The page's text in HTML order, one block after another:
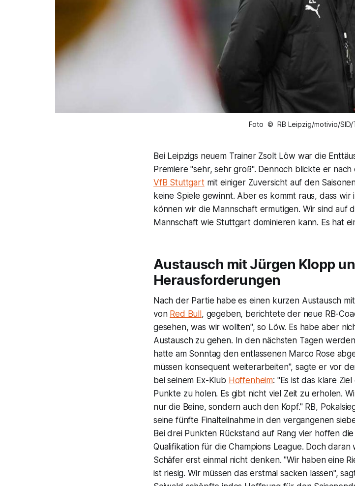
Foto © RB Leipzig/motivio/SID/
Bei Leipzigs neuem Trainer Zsolt Löw war die
Premiere "sehr, sehr groß". Dennoch blickte er nach
VfB Stuttgartmit einiger Zuversicht auf den
keine Spiele gewinnt. Aber es kommt raus, dass
können wir die Mannschaft ermutigen. Wir sind auf
Mannschaft wie Stuttgart dominieren kann. Es hat
Austausch mit Jürgen Klopp
Herausforderungen
Nach der Partie habe es einen kurzen Austausch
von Red Bull , gegeben, berichtete der neue RB-
gesehen, was wir wollten", so Löw. Es habe aber
Austausch zu gehen. In den nächsten Tagen
hatte am Sonntag den entlassenen Marco Rose
müssen konsequent weiterarbeiten", sagte er vor
bei seinem Ex-Klub Hoffenheim: "Es ist das klare
Punkte zu holen. Es gibt nicht viel Zeit zu erholen.
nur die Beine, sondern auch den Kopf." RB,
seine fünfte Finalteilnahme in den vergangenen
Bei drei Punkten Rückstand auf Rang vier hoffen
Qualifikation für die Champions League. Doch
Schäfer erst einmal nicht denken. "Wir haben eine
ist riesig. Wir müssen das erstmal sacken lassen",